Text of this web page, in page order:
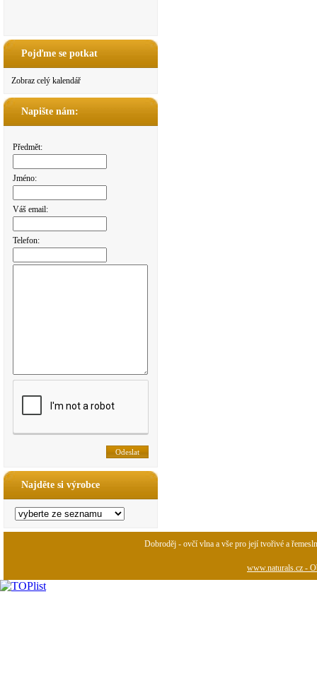
Pojďme se potkat
Zobraz celý kalendář
Napište nám:
Předmět:
Jméno:
Váš email:
Telefon:
Najděte si výrobce
Dobroděj - ovčí vlna a vše pro její tvořivé a
www.naturals.cz -